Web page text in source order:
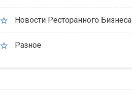
Новости Ресторанного Бизнеса
Разное